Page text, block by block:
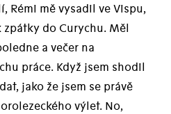
Rémi mě vysadil ve Vispu,
do Curychu. Měl
a večer na
práce. Když jsem shodil
jako že jsem se právě
výlet. No,